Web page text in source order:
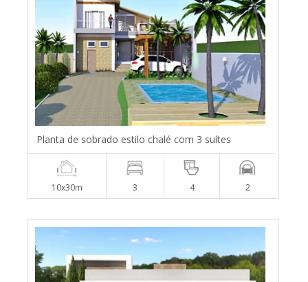
Planta de sobrado estilo chalé com 3 suítes
10x30m 3 4 2